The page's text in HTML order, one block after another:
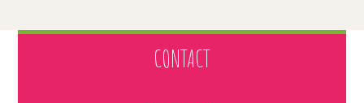
CONTACT